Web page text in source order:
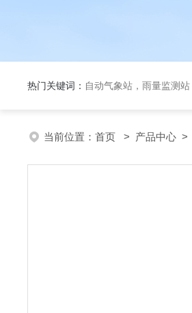
热门关键词： 自动气象站，雨量监测
当前位置： 首页 > 产品中心 >